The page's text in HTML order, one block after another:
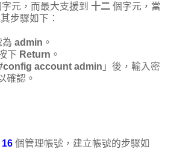
元，而最大支援到 十二 個字元，當
步驟如下：
為 admin 。
下 Return 。
account admin 」後，輸入密
確認。
16 個管理帳號，建立帳號的步驟如